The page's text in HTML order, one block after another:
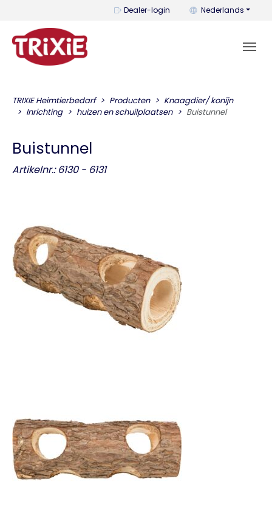
Dealer-login U kunt de taal
Nederlands
TRIXIE Heimtierbedarf Producten
Knaagdier/ konijn
Inrichting
huizen en schuilplaatsen Buistunnel
Buistunnel
Artikelnr.: 6130 - 6131